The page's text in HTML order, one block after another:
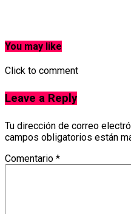
You may like
Click to comment
Leave a Reply
Tu dirección de correo
campos obligatorios están
Comentario *